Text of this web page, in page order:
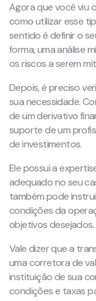
Agora que você viu
como utilizar esse
sentido é definir o
forma, uma análise
os riscos a serem
Depois, é preciso
sua necessidade.
de um derivativo
suporte de um
de investimentos.
Ele possui a
adequado no seu
também pode
condições da
objetivos desejados.
Vale dizer que a
uma corretora de
instituição de sua
condições e taxas